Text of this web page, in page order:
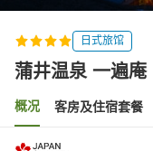
日式旅馆
蒲井温泉 一遍庵
概况 客房及住宿套餐